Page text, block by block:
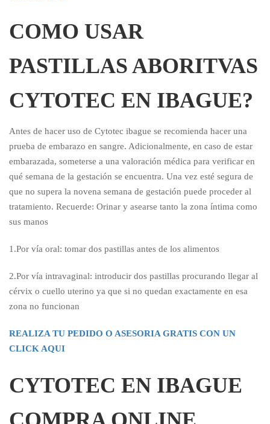
COMO USAR
PASTILLAS ABORITVAS
CYTOTEC EN IBAGUE?
Antes de hacer uso de Cytotec ibague se recomienda hacer una
prueba de embarazo en sangre. Adicionalmente, en caso de estar
embarazada, someterse a una valoración médica para verificar en
qué semana de la gestación se encuentra. Una vez esté segura de
que no supera la novena semana de gestación puede proceder al
tratamiento. Recuerde: Orinar y asearse tanto la zona íntima como
sus manos
1.Por vía oral: tomar dos pastillas antes de los alimentos
2.Por vía intravaginal: introducir dos pastillas procurando llegar al
cérvix o cuello uterino ya que si no quedan exactamente en esa
zona no funcionan
REALIZA TU PEDIDO O ASESORIA GRATIS CON UN
CLICK AQUI
CYTOTEC EN IBAGUE